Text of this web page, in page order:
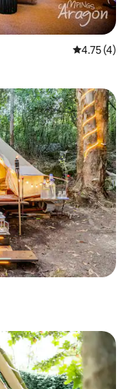
औसत रेटिंग 5
4.75 (4)